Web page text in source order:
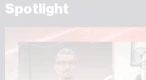
Spotlight